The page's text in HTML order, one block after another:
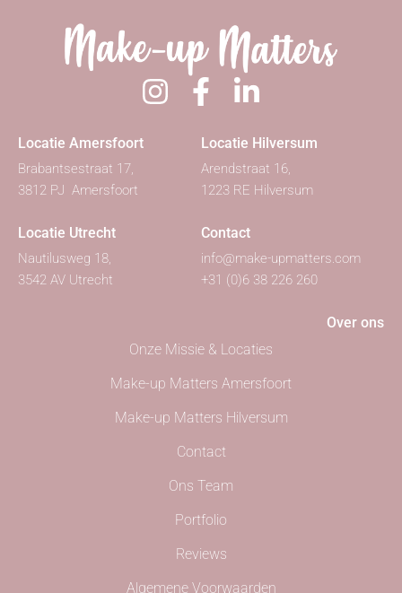
Locatie Amersfoort
Brabantsestraat 17,
3812 PJ Amersfoort
Locatie Hilversum
Arendstraat 16,
1223 RE Hilversum
Locatie Utrecht
Nautilusweg 18,
3542 AV Utrecht
Contact
info@make-upmatters.com
+31 (0)6 38 226 260
Over ons
Onze Missie & Locaties
Make-up Matters Amersfoort
Make-up Matters Hilversum
Contact
Ons Team
Portfolio
Reviews
Algemene Voorwaarden